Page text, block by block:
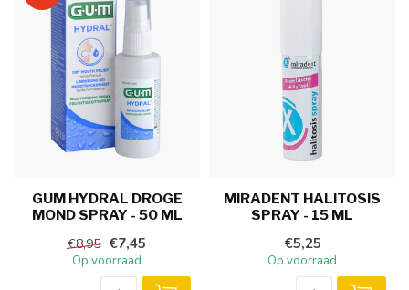
GUM HYDRAL DROGE
MOND SPRAY - 50 ML
€8,95 €7,45
Op voorraad
MIRADENT HALITOSIS
SPRAY - 15 ML
€5,25
Op voorraad